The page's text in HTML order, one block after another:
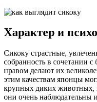
Характер и
Сикоку страстные,
собранность в сочетании
нравом делают их
этим качествам японцы
крупных диких животных,
они очень наблюдательны